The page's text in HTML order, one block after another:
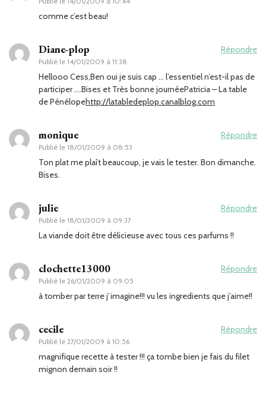
comme c’est beau!
Diane-plop
Publié le 14/01/2009 à 11:38
Répondre
Hellooo Cess,Ben oui je suis cap … l’essentiel n’est-il pas de
participer ….Bises et Très bonne journéePatricia – La table
de Pénélopehttp://latabledeplop.canalblog.com
monique
Publié le 18/01/2009 à 08:53
Répondre
Ton plat me plaît beaucoup, je vais le tester. Bon dimanche.
Bises.
julie
Publié le 18/01/2009 à 09:37
Répondre
La viande doit être délicieuse avec tous ces parfums !!
clochette13000
Publié le 26/01/2009 à 09:05
Répondre
à tomber par terre j’imagine!!! vu les ingredients que j’aime!!
cecile
Publié le 27/01/2009 à 10:56
Répondre
magnifique recette à tester !!! ça tombe bien je fais du filet
mignon demain soir !!